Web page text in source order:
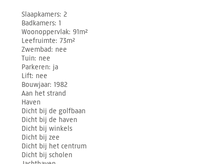
Slaapkamers 2
Badkamers 1
Woonoppervlak 91m²
Leefruimte 73m²
Zwembad nee
Tuin nee
Parkeren ja
Lift nee
Bouwjaar 1982
Aan het strand
Haven
Dicht bij de golfbaan
Dicht bij de haven
Dicht bij winkels
Dicht bij zee
Dicht bij het centrum
Dicht bij scholen